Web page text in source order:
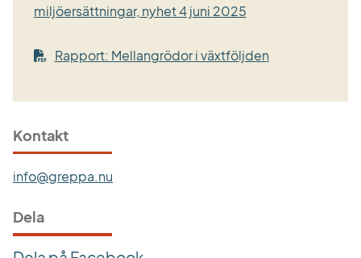
miljöersättningar, nyhet 4 juni 2025
Rapport: Mellangrödor i växtföljdenLänk till annan
Kontakt
info@greppa.nu
Dela